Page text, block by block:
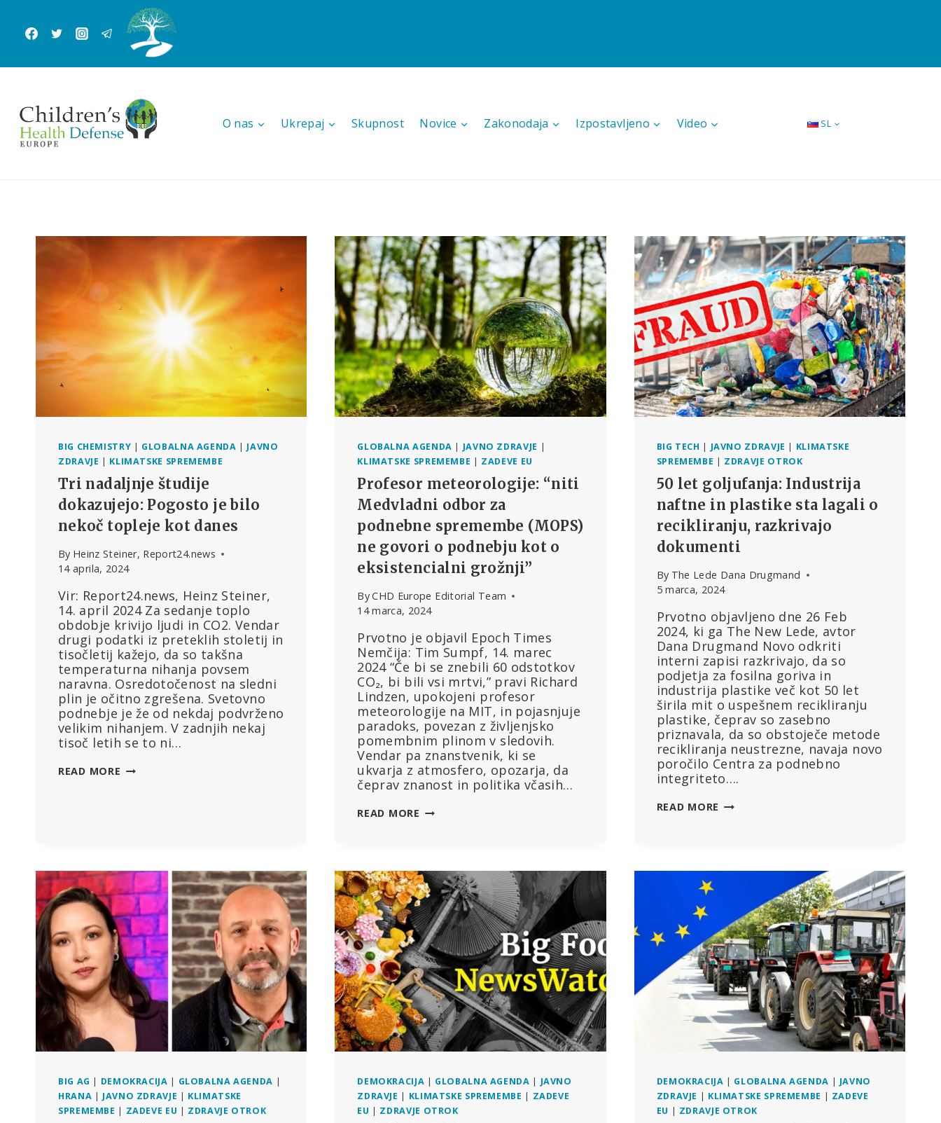
content
O nas Ukrepaj Skupnost Novice Zakonodaja Izpostavljeno Video SL
BIG CHEMISTRY | GLOBALNA AGENDA |JAVNO
ZDRAVJE | KLIMATSKE SPREMEMBE
Tri nadaljnje študije
dokazujejo: Pogosto je bilo
nekoč topleje kot danes
By Heinz Steiner, Report24.news
14 aprila, 2024
Vir: Report24.news, Heinz Steiner,
14. april 2024 Za sedanje toplo
obdobje krivijo ljudi in CO2. Vendar
drugi podatki iz preteklih stoletij in
tisočletij kažejo, da so takšna
temperaturna nihanja povsem
naravna. Osredotočenost na sledni
plin je očitno zgrešena. Svetovno
podnebje je že od nekdaj podvrženo
velikim nihanjem. V zadnjih nekaj
tisoč letih se to ni…
READ MORE TRI
NEKOČ
TOPLEJE
KOT
DANES
GLOBALNA AGENDA | JAVNO ZDRAVJE |
KLIMATSKE SPREMEMBE | ZADEVE EU
Profesor meteorologije: “niti
Medvladni odbor za
podnebne spremembe (MOPS)
ne govori o podnebju kot o
eksistencialni grožnji”
ByCHD Europe Editorial Team
14 marca, 2024
Prvotno je objavil Epoch Times
Nemčija: Tim Sumpf, 14. marec
2024 “Če bi se znebili 60 odstotkov
CO₂, bi bili vsi mrtvi,” pravi Richard
Lindzen, upokojeni profesor
meteorologije na MIT, in pojasnjuje
paradoks, povezan z življenjsko
pomembnim plinom v sledovih.
Vendar pa znanstvenik, ki se
ukvarja z atmosfero, opozarja, da
čeprav znanost in politika včasih…
READ MORE PROFESOR
ODBOR
ZA
PODNEBNE
SPREMEMBE
(MOPS)
NE
GOVORI
O
PODNEBJU
KOT
O
EKSISTENCIALNI
GROŽNJI”
BIG TECH | JAVNO ZDRAVJE | KLIMATSKE
SPREMEMBE | ZDRAVJE OTROK
50 let goljufanja: Industrija
naftne in plastike sta lagali o
recikliranju, razkrivajo
dokumenti
By The Lede Dana Drugmand
5 marca, 2024
Prvotno objavljeno dne 26 Feb
2024, ki ga The New Lede, avtor
Dana Drugmand Novo odkriti
interni zapisi razkrivajo, da so
podjetja za fosilna goriva in
industrija plastike več kot 50 let
širila mit o uspešnem recikliranju
plastike, čeprav so zasebno
priznavala, da so obstoječe metode
recikliranja neustrezne, navaja novo
poročilo Centra za podnebno
integriteto….
READ MORE 50
LAGALI
O
RECIKLIRANJU,
RAZKRIVAJO
DOKUMENTI
BIG AG | DEMOKRACIJA | GLOBALNA AGENDA |
HRANA | JAVNO ZDRAVJE | KLIMATSKE
SPREMEMBE | ZADEVE EU | ZDRAVJE OTROK
DEMOKRACIJA | GLOBALNA AGENDA | JAVNO
ZDRAVJE | KLIMATSKE SPREMEMBE | ZADEVE
EU | ZDRAVJE OTROK
DEMOKRACIJA | GLOBALNA AGENDA | JAVNO
ZDRAVJE | KLIMATSKE SPREMEMBE | ZADEVE
EU | ZDRAVJE OTROK